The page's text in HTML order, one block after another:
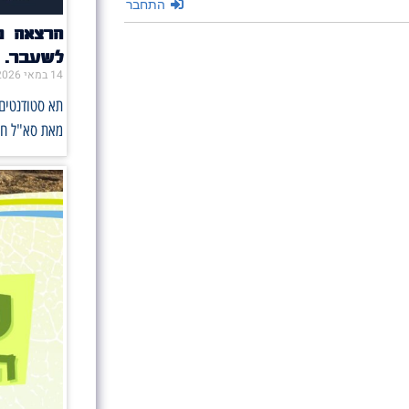
התחבר
הרצאה
לשעבר.
14 במאי 2026
תא
מאת סא"ל